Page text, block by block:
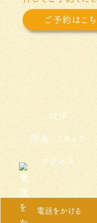
電話をかける
ご予約はこち
TOP
院長・スタッフ
アクセス
Copyright © 2026